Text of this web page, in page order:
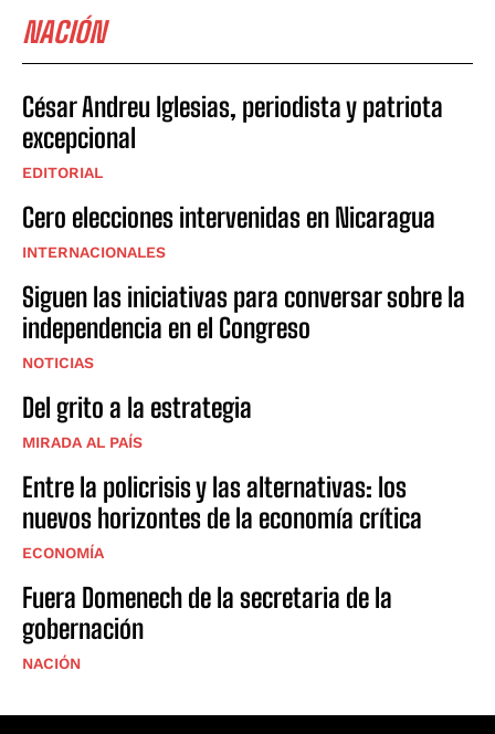
NACIÓN
César Andreu Iglesias, periodista y patriota
excepcional
EDITORIAL
Cero elecciones intervenidas en Nicaragua
INTERNACIONALES
Siguen las iniciativas para conversar sobre la
independencia en el Congreso
NOTICIAS
Del grito a la estrategia
MIRADA AL PAÍS
Entre la policrisis y las alternativas: los
nuevos horizontes de la economía crítica
ECONOMÍA
Fuera Domenech de la secretaria de la
gobernación
NACIÓN